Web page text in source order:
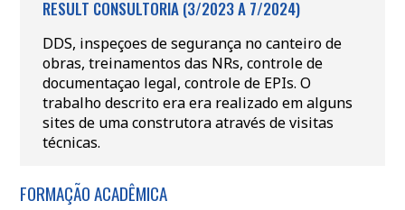
RESULT CONSULTORIA (3/2023 A 7/2024)
DDS, inspeçoes de segurança no canteiro de
obras, treinamentos das NRs, controle de
documentaçao legal, controle de EPIs. O
trabalho descrito era era realizado em alguns
sites de uma construtora através de visitas
técnicas.
FORMAÇÃO ACADÊMICA